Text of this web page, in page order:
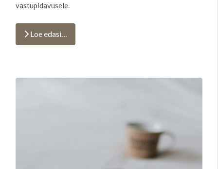
vastupidavusele.
Loe edasi…